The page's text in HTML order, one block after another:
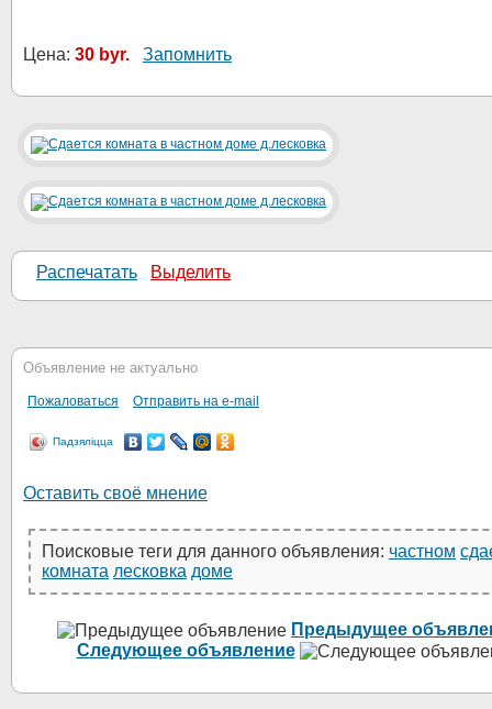
Цена: 30 byr. Запомнить
Распечатать Выделить
Объявление не актуально
Пожаловаться Отправить на e-mail
Падзяліцца
Оставить своё мнение
Поисковые теги для данного объявления: частном
комната лесковка доме
Предыдущее
Следующее объявление